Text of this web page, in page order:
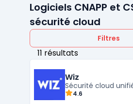
Logiciels CNAPP et
sécurité cloud
Filtres
11 résultats
Wiz
Sécurité cloud
4.6